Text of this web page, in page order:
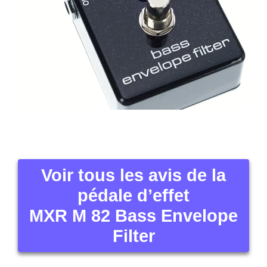
Voir tous les avis de la
pédale d’effet
MXR M 82 Bass Envelope
Filter